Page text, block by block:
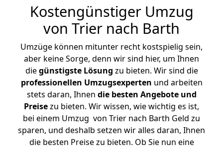
Kostengünstiger Umzug
von Trier nach Barth
Umzüge können mitunter recht kostspielig sein,
aber keine Sorge, denn wir sind hier, um Ihnen
diegünstigste Lösung zu bieten. Wir sind die
professionellen Umzugsexperten und arbeiten
stets daran, Ihnen die besten Angebote und
Preisezu bieten. Wir wissen, wie wichtig es ist,
bei einem Umzug von Trier nach Barth Geld zu
sparen, und deshalb setzen wir alles daran, Ihnen
die besten Preise zu bieten. Ob Sie nun eine